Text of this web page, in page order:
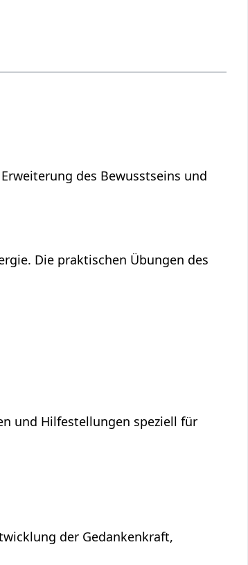
des Bewusstseins und
Die praktischen Übungen des
und Hilfestellungen speziell für
der Gedankenkraft,